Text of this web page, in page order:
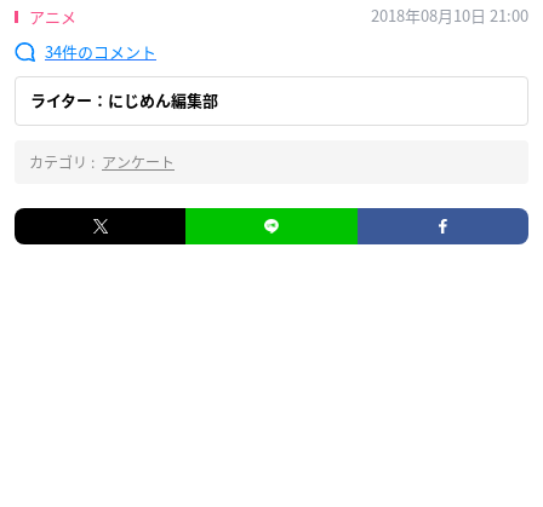
アニメ
2018年08月10日 21:00
34
ライター：にじめん編集部
カテゴリ : アンケート